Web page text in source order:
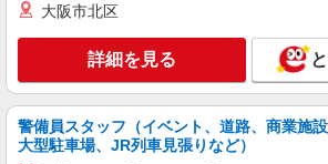
時給1500円〜1600円 月給例：時給1,600円の
場合 1,600円×7時間×21日
代1分単位で支給♪） ※時
〒170-0013 東京都豊島
キープ
大阪市北区
詳細を見る
警備員スタッフ（イベント、道路、商業施設
大型駐車場、JR列車見張りなど）